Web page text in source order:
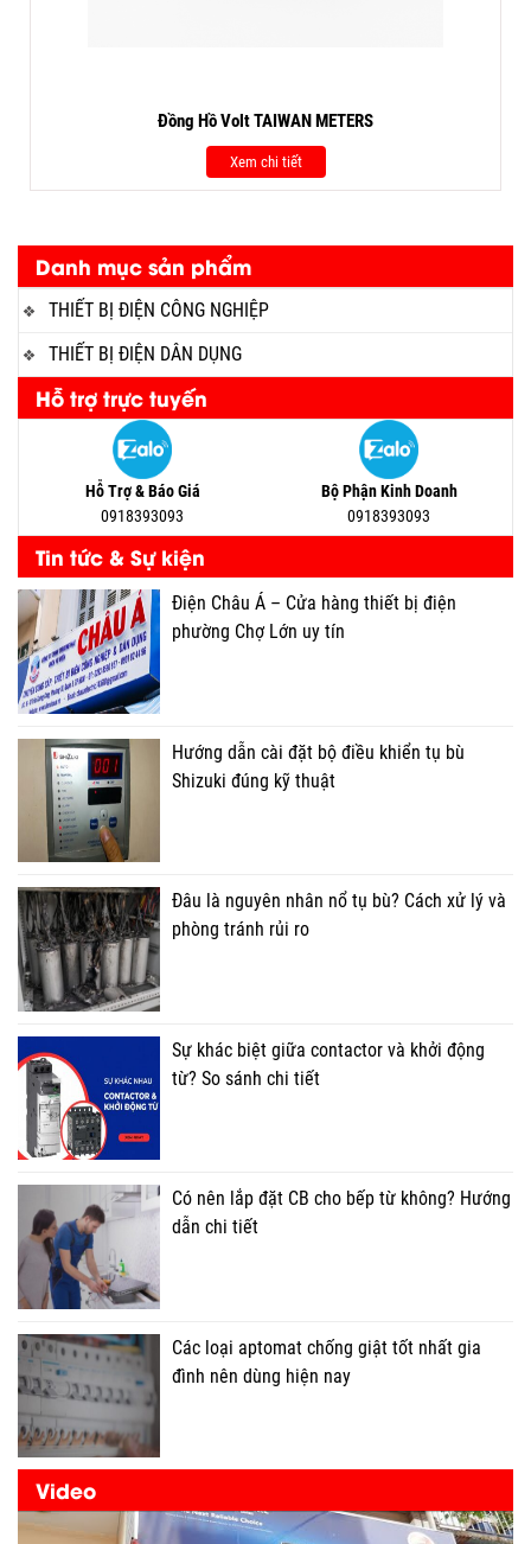
Danh mục sản phẩm
THIẾT BỊ ĐIỆN CÔNG NGHIỆP
THIẾT BỊ ĐIỆN DÂN DỤNG
Hỗ trợ trực tuyến
Hỗ Trợ & Báo Giá
0918393093
Bộ Phận Kinh Doanh
0918393093
Tin tức & Sự kiện
Điện Châu Á – Cửa hàng thiết bị điện
phường Chợ Lớn uy tín
Hướng dẫn cài đặt bộ điều khiển tụ bù
Shizuki đúng kỹ thuật
Đâu là nguyên nhân nổ tụ bù? Cách xử lý và
phòng tránh rủi ro
Sự khác biệt giữa contactor và khởi động
từ? So sánh chi tiết
Có nên lắp đặt CB cho bếp từ không? Hướng
dẫn chi tiết
Các loại aptomat chống giật tốt nhất gia
đình nên dùng hiện nay
Video
Đồng Hồ Volt TAIWAN METERS
Xem chi tiết